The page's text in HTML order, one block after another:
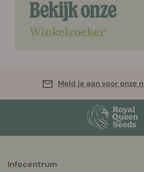
Meld je aan voor onze
helpful
Infocentrum